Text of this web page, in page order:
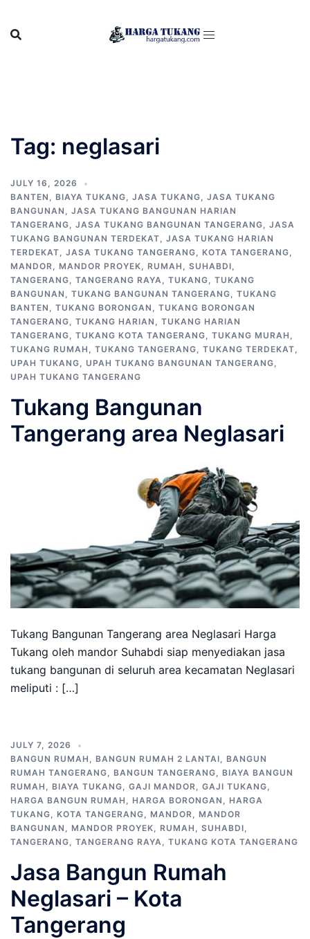
content
Tag: neglasari
JULY 16, 2026
BANTEN , BIAYA TUKANG, JASA TUKANG, JASA TUKANG
BANGUNAN , JASA TUKANG BANGUNAN HARIAN
TANGERANG, JASA TUKANG BANGUNAN TANGERANG, JASA
TUKANG BANGUNAN TERDEKAT, JASA TUKANG HARIAN
TERDEKAT, JASA TUKANG TANGERANG, KOTA TANGERANG,
MANDOR, MANDOR PROYEK, RUMAH , SUHABDI,
TANGERANG, TANGERANG RAYA, TUKANG, TUKANG
BANGUNAN , TUKANG BANGUNAN TANGERANG, TUKANG
BANTEN , TUKANG BORONGAN , TUKANG BORONGAN
TANGERANG, TUKANG HARIAN , TUKANG HARIAN
TANGERANG, TUKANG KOTA TANGERANG, TUKANG MURAH ,
TUKANG RUMAH , TUKANG TANGERANG, TUKANG TERDEKAT,
UPAH TUKANG, UPAH TUKANG BANGUNAN TANGERANG,
UPAH TUKANG TANGERANG
Tukang Bangunan
Tangerang area Neglasari
Tukang Bangunan Tangerang area Neglasari Harga
Tukang oleh mandor Suhabdi siap menyediakan jasa
tukang bangunan di seluruh area kecamatan Neglasari
meliputi : […]
JULY 7, 2026
BANGUN RUMAH , BANGUN RUMAH 2 LANTAI, BANGUN
RUMAH TANGERANG, BANGUN TANGERANG, BIAYA BANGUN
RUMAH , BIAYA TUKANG, GAJI MANDOR, GAJI TUKANG,
HARGA BANGUN RUMAH , HARGA BORONGAN , HARGA
TUKANG, KOTA TANGERANG, MANDOR, MANDOR
BANGUNAN , MANDOR PROYEK, RUMAH , SUHABDI,
TANGERANG, TANGERANG RAYA, TUKANG KOTA TANGERANG
Jasa Bangun Rumah
Neglasari – Kota
Tangerang